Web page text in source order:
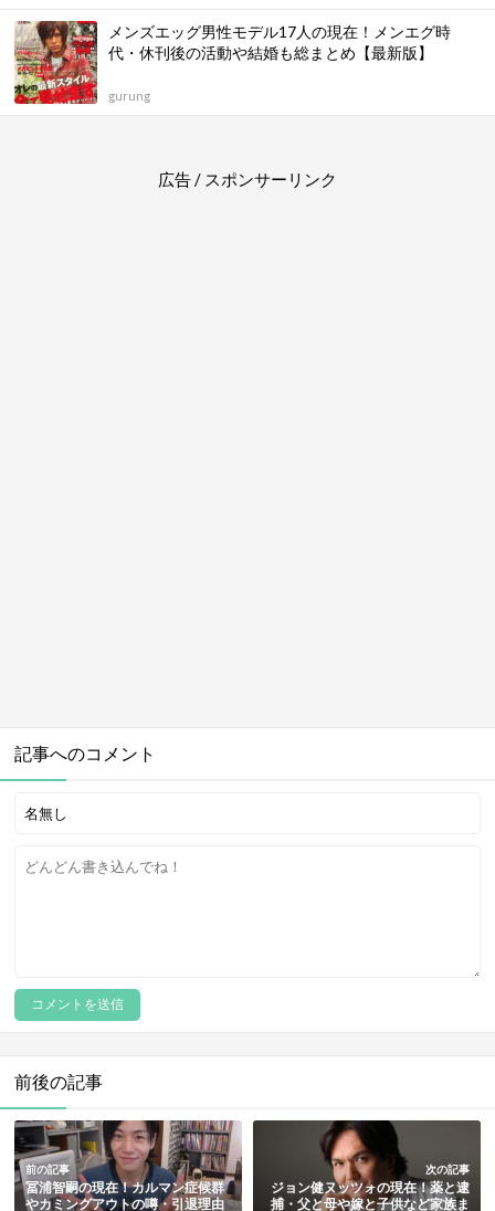
メンズエッグ男性モデル17人の現在！メンエグ時
代・休刊後の活動や結婚も総まとめ【最新版】
gurung
広告 / スポンサーリンク
記事へのコメント
前後の記事
前の記事
冨浦智嗣の現在！カルマン症候群
やカミングアウトの噂・引退理由
次の記事
ジョン健ヌッツォの現在！薬と逮
捕・父と母や嫁と子供など家族ま